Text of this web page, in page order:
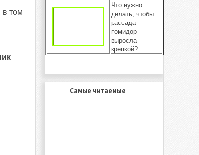
в том
Что нужно
делать, чтобы
рассада
помидор
выросла
крепкой?
Самые читаемые